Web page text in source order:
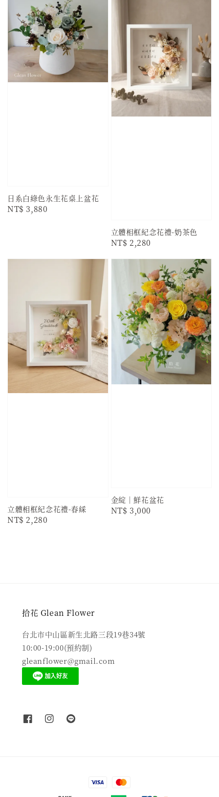
日系白綠色永生花桌上盆花
Regular
NT$ 3,880
立體相框紀念花禮-奶茶色
Regular
NT$ 2,280
立體相框紀念花禮-春綵
Regular
NT$ 2,280
金綻｜鮮花盆花
Regular
NT$ 3,000
拾花 Glean Flower
台北市中山區新生北路三段19巷34號
10:00-19:00(預約制)
gleanflower@gmail.com